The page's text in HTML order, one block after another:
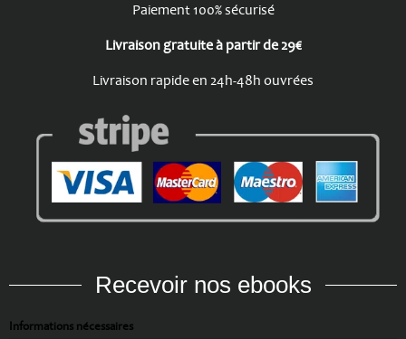
Paiement 100% sécurisé
Livraison gratuite à partir de 29€
Livraison rapide en 24h-48h ouvrées
Recevoir nos ebooks
Informations nécessaires